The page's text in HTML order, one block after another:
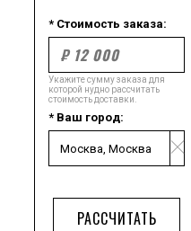
* Стоимость заказа:
Укажите сумму заказа для
которой нудно рассчитать
стоимость доставки.
* Ваш город:
РАССЧИТАТЬ